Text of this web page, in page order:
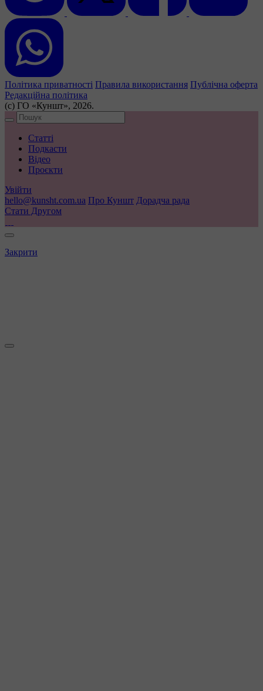
Політика приватності Правила використання Публічна оферта
Редакційна політика
(с) ГО «Куншт», 2026.
Статті
Подкасти
Відео
Проєкти
Увійти
hello@kunsht.com.ua Про Куншт Дорадча рада
Стати Другом
Закрити